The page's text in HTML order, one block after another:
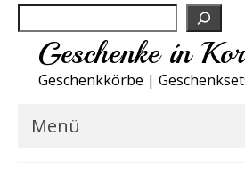
Geschenke in
Geschenkkörbe |
Menü